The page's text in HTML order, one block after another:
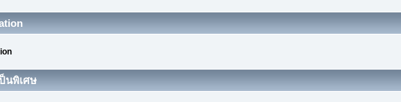
นพิเศษ